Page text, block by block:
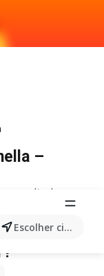
Escolher cidade
–
resultados
em